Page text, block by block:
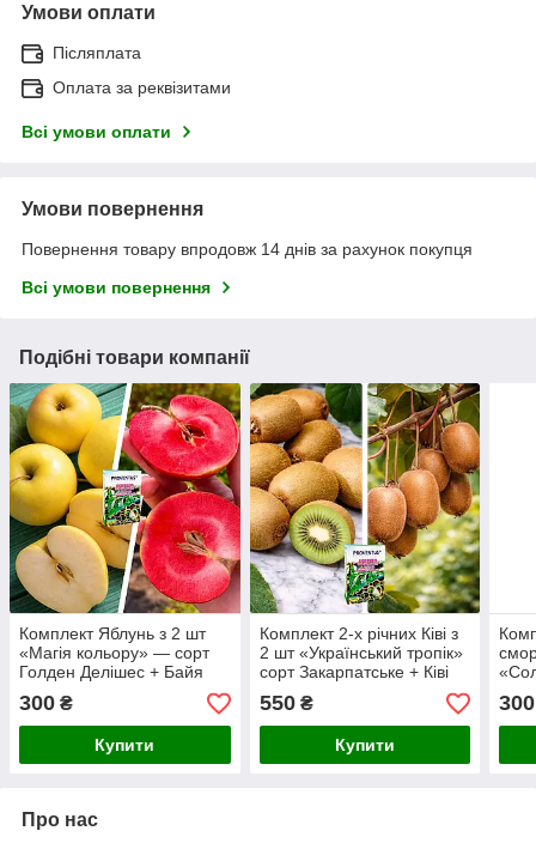
Умови оплати
Післяплата
Оплата за реквізитами
Всі умови оплати
Умови повернення
Повернення товару впродовж 14 днів за рахунок покупця
Всі умови повернення
Подібні товари компанії
Комплект Яблунь з 2 шт
«Магія кольору» — сорт
Голден Делішес + Байя
Маріса + Добриво-
укорінювач 300г
300 ₴
Купити
Комплект 2-х річних Ківі з
2 шт «Український тропік»
сорт Закарпатське + Ківі
Поділля + Добриво-
укорінювач 300 г
550₴
Купити
300
Про нас